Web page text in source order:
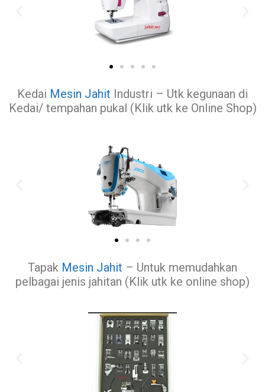
Kedai Mesin Jahit Industri – Utk kegunaan di
Kedai/ tempahan pukal (Klik utk ke Online Shop)
Tapak Mesin Jahit – Untuk memudahkan
pelbagai jenis jahitan (Klik utk ke online shop)